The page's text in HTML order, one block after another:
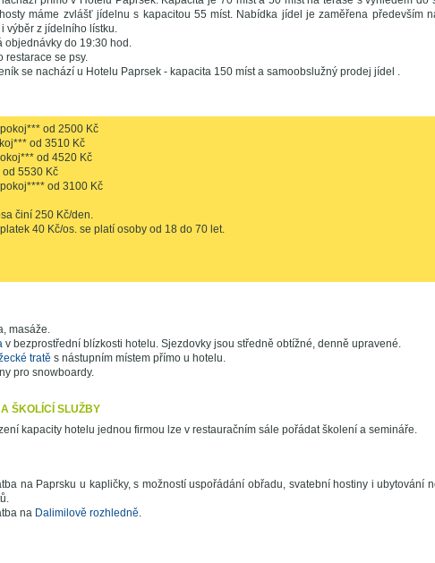
máme zvlášť jídelnu s kapacitou 55 míst. Nabídka jídel je zaměřena především
výběr z jídelního lístku.
objednávky do 19:30 hod.
restarace se psy.
se nachází u Hotelu Paprsek - kapacita 150 míst a samoobslužný prodej jídel .
od 2500 Kč
od 3510 Kč
od 4520 Kč
5530 Kč
od 3100 Kč
činí 250 Kč/den.
40 Kč/os. se platí osoby od 18 do 70 let.
masáže.
v bezprostřední blízkosti hotelu. Sjezdovky jsou středně obtížné, denně upravené.
tratě s nástupním místem přímo u hotelu.
pro snowboardy.
ŠKOLÍCÍ SLUŽBY
kapacity hotelu jednou firmou lze v restauračním sále pořádat školení a semináře.
na Paprsku u kapličky, s možností uspořádání obřadu, svatební hostiny i ubytování
na Dalimilově rozhledně.